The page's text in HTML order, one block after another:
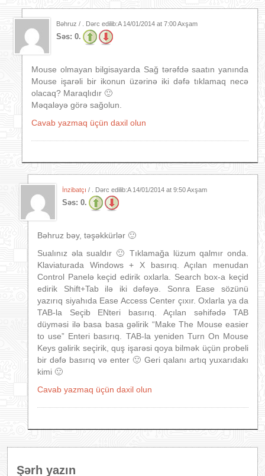
Bəhruz / . Dərc edilib:A 14/01/2014 at 7:00 Axşam
Səs: 0.
Mouse olmayan bilgisayarda Sağ tərəfdə saatın yanında
Mouse işarəli bir ikonun üzərinə iki dəfə tıklamaq necə
olacaq? Maraqlıdır 🙂
Məqaləyə görə sağolun.
Cavab yazmaq üçün daxil olun
İnzibatçı / . Dərc edilib:A 14/01/2014 at 9:50 Axşam
Səs: 0.
Bəhruz bəy, təşəkkürlər 🙂
Sualınız əla sualdır 🙂 Tıklamağa lüzum qalmır onda.
Klaviaturada Windows + X basırıq. Açılan menudan
Control Panelə keçid edirik oxlarla. Search box-a keçid
edirik Shift+Tab ilə iki dəfəyə. Sonra Ease sözünü
yazırıq siyahıda Ease Access Center çıxır. Oxlarla ya da
TAB-la Seçib ENteri basırıq. Açılan səhifədə TAB
düyməsi ilə basa basa gəlirik “Make The Mouse easier
to use” Enteri basırıq. TAB-la yeniden Turn On Mouse
Keys gəlirik seçirik, quş işarəsi qoya bilmək üçün probeli
bir dəfə basırıq və enter 🙂 Geri qalanı artıq yuxarıdakı
kimi 🙂
Cavab yazmaq üçün daxil olun
Şərh yazın